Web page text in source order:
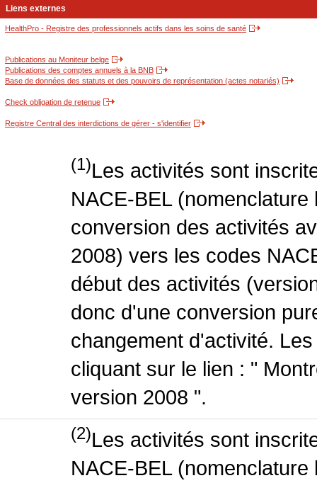
Liens externes
HealthPro - Registre des professionnels actifs dans les soins de santé
Publications au Moniteur belge
Publications des comptes annuels à la BNB
Base de données des statuts et des pouvoirs de représentation (actes notariés)
Check obligation de retenue
Registre Central des interdictions de gérer - s'identifier
(1)Les activités sont
NACE-BEL
conversion des activités
2008) vers les codes
début des activités
donc d'une conversion
changement d'activité.
cliquant sur le lien : "
version 2008 ".
(2)Les activités sont
NACE-BEL